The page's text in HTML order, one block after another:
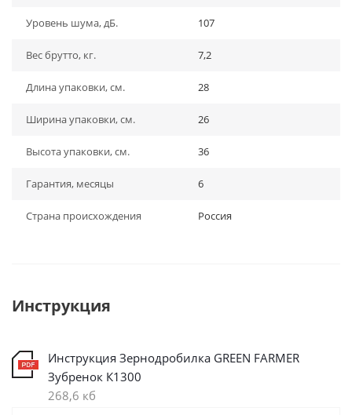
Уровень шума, дБ. 107
Вес брутто, кг. 7,2
Длина упаковки, см. 28
Ширина упаковки, см. 26
Высота упаковки, см. 36
Гарантия, месяцы 6
Страна происхождения Россия
Инструкция
Инструкция Зернодробилка GREEN FARMER
Зубренок К1300
268,6 кб